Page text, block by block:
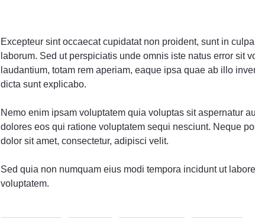
Excepteur sint occaecat cupidatat non proident, sunt in
laborum. Sed ut perspiciatis unde omnis iste natus error sit
laudantium, totam rem aperiam, eaque ipsa quae ab illo
dicta sunt explicabo.
Nemo enim ipsam voluptatem quia voluptas sit aspernatur
dolores eos qui ratione voluptatem sequi nesciunt. Neque
dolor sit amet, consectetur, adipisci velit.
Sed quia non numquam eius modi tempora incidunt ut
voluptatem.